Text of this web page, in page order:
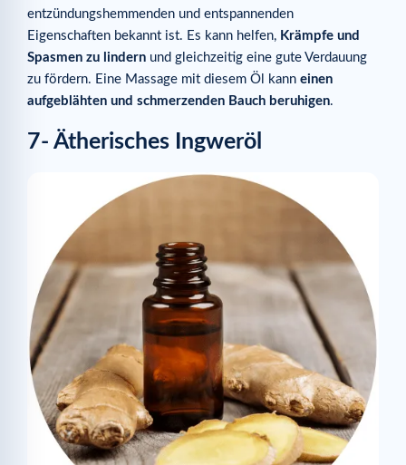
entzündungshemmenden und entspannenden
Eigenschaften bekannt ist. Es kann helfen, Krämpfe und
Spasmen zu lindern und gleichzeitig eine gute Verdauung
zu fördern. Eine Massage mit diesem Öl kann einen
aufgeblähten und schmerzenden Bauch beruhigen.
7- Ätherisches Ingweröl